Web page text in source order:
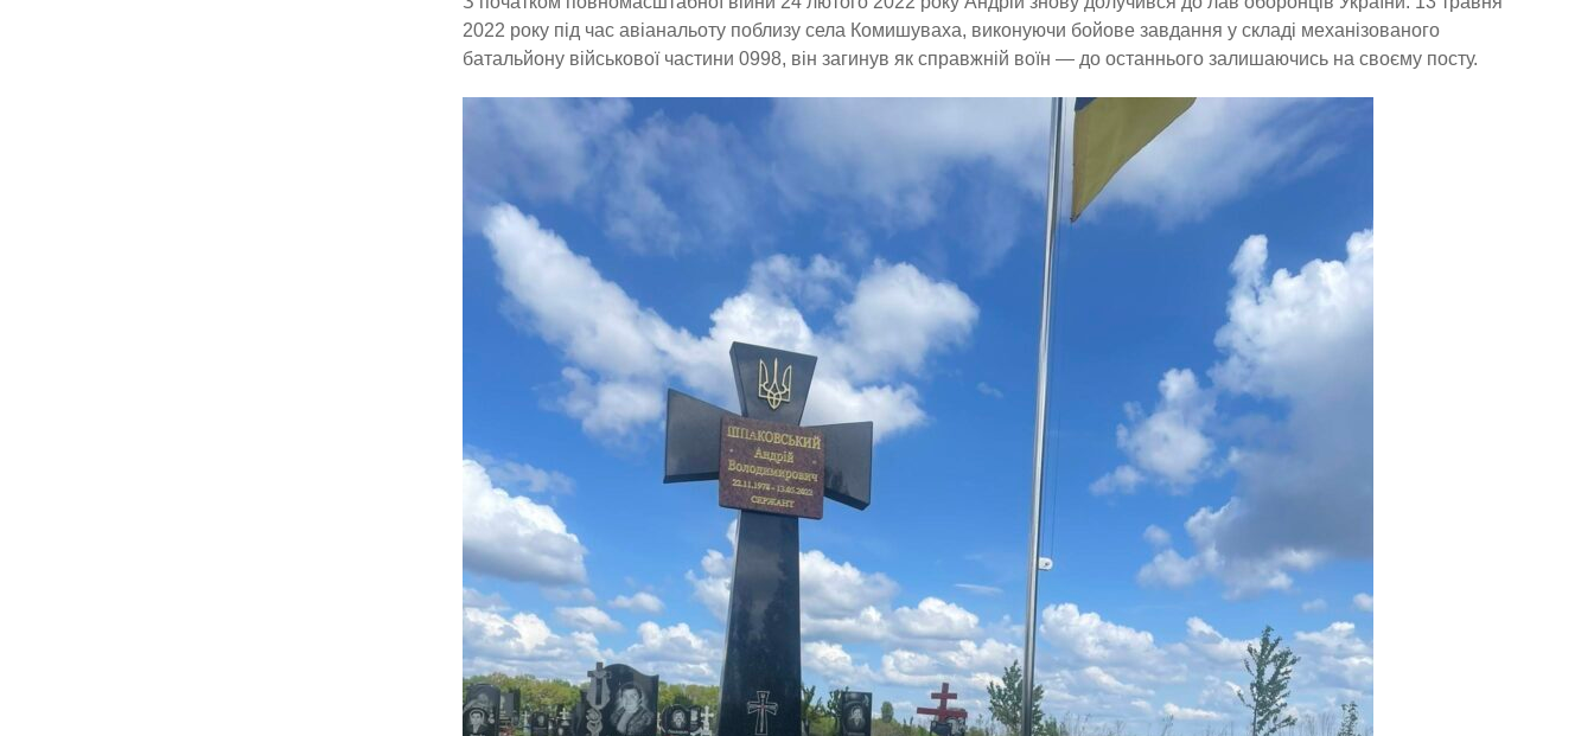
2022 року під час авіанальоту поблизу села Комишуваха, виконуючи бойове завдання у складі механізованого
батальйону військової частини 0998, він загинув як справжній воїн — до останнього залишаючись на своєму посту.